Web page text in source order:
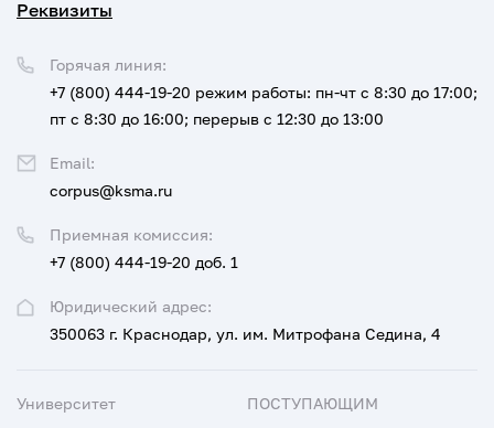
Реквизиты
Юридический адрес:
350063 г. Краснодар, ул. им. Митрофана Седина, 4
Приемная комиссия:
+7 (800) 444-19-20 доб. 1
Горячая линия:
+7 (800) 444-19-20 режим работы: пн-чт с 8:30 до 17:00;
пт с 8:30 до 16:00; перерыв с 12:30 до 13:00
Email:
corpus@ksma.ru
Университет ПОСТУПАЮЩИМ